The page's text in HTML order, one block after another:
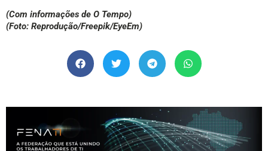
(Com informações de O Tempo)
(Foto: Reprodução/Freepik/EyeEm)